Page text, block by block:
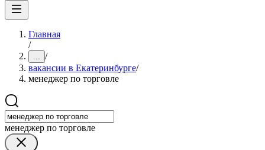
Главная
/
... /
вакансии в Екатеринбурге/
менеджер по торговле
менеджер по торговле